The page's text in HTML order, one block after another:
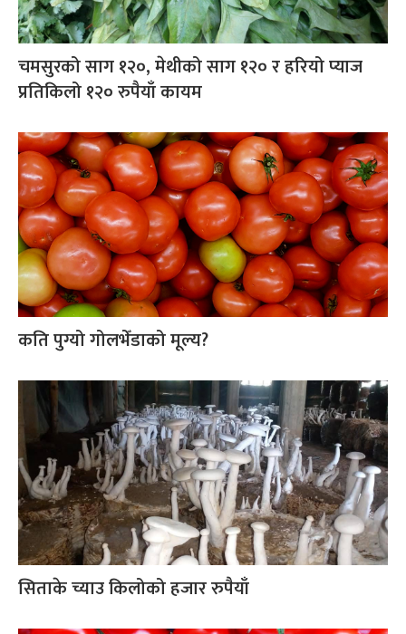
चमसुरको साग १२०, मेथीको साग १२० र हरियो प्याज
प्रतिकिलो १२० रुपैयाँ कायम
कति पुग्यो गोलभेँडाको मूल्य?
सिताके च्याउ किलोको हजार रुपैयाँ